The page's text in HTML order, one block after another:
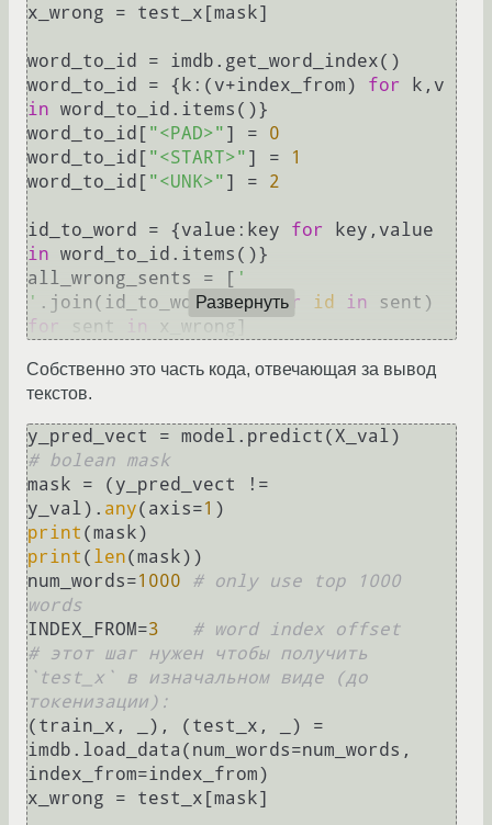
x_wrong = test_x[mask]
word_to_id = imdb.get_word_index()
word_to_id = {k:(v+index_from) for
in word_to_id.items()}
word_to_id[ "<PAD>" ] = 0
word_to_id[ "<START>" ] =
1
word_to_id[ "<UNK>" ] = 2
id_to_word = {value:key for
in word_to_id.items()}
all_wrong_sents = [ '
' .join(id_to_word[id] for id in
for
sent in
Развернуть
Cобственно это часть кода, отвечающая за вывод
текстов.
# bolean mask
mask = (y_pred_vect !=
y_val). any(axis=1
print
print ( len(mask))
num_words=1000
# only use top 1000
words
INDEX_FROM=3
# word index offset
# этот шаг нужен чтобы получить
`test_x` в изначальном виде (до
токенизации):
(train_x, _), (test_x, _) =
imdb.load_data(num_words=num_words,
index_from=index_from)
x_wrong = test_x[mask]